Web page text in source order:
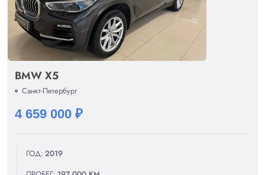
BMW X5
Санкт-Петербург
4 659 000 ₽
ГОД: 2019